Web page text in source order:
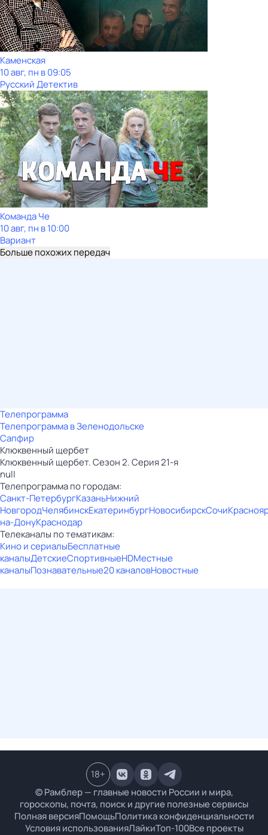
Каменская
10 авг, пн в 09:05
Русский Детектив
Команда Че
10 авг, пн в 10:00
Вариант
Больше похожих передач
Телепрограмма
Телепрограмма в Зеленодольске
Сапфир
Клюквенный щербет
Клюквенный щербет. Сезон 2. Серия 21-я
null
Телепрограмма по городам:
Санкт-ПетербургКазаньНижний
НовгородЧелябинскЕкатеринбургНовосибирскСочи
на-ДонуКраснодар
Телеканалы по тематикам:
Кино и сериалыБесплатные
каналыДетскиеСпортивныеHDМестные
каналыПознавательные20 каналовНовостные
© Рамблер — главные новости России и мира,
гороскопы, почта, поиск и другие полезные сервисы
Полная версияПомощьПолитика конфиденциальности
Условия использованияЛайкиТоп-100Все проекты
18+